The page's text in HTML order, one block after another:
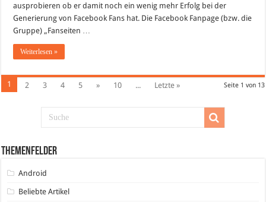
ausprobieren ob er damit noch ein wenig mehr Erfolg bei der
Generierung von Facebook Fans hat. Die Facebook Fanpage (bzw. die
Gruppe) „Fanseiten …
Weiterlesen »
Seite 1 von 13
1 2 3 4 5 » 10 ... Letzte »
Themenfelder
Android
Beliebte Artikel